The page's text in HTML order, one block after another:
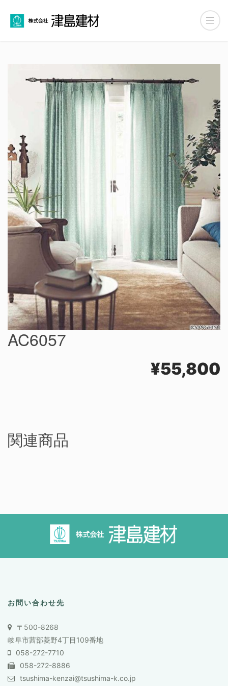
AC6057
¥55,800
関連商品
お問い合わせ先
〒500-8268
岐阜市茜部菱野4丁目109番地
058-272-7710
058-272-8886
tsushima-kenzai@tsushima-k.co.jp